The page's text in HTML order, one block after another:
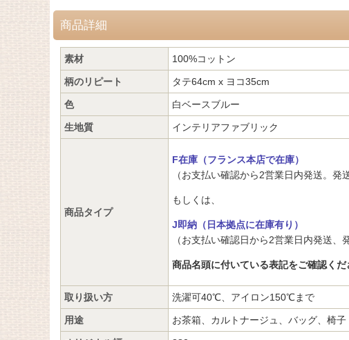
商品詳細
素材 100%コットン
柄のリピート タテ64cm x ヨコ35cm
色 白ベースブルー
生地質 インテリアファブリック
商品タイプ
F在庫（フランス本店で在庫）
（お支払い確認から2営業日内発送。発
もしくは、
J即納（日本拠点に在庫有り）
（お支払い確認日から2営業日内発送、
商品名頭に付いている表記をご確認くだ
取り扱い方 洗濯可40℃、アイロン150℃まで
用途 お茶箱、カルトナージュ、バッグ、椅